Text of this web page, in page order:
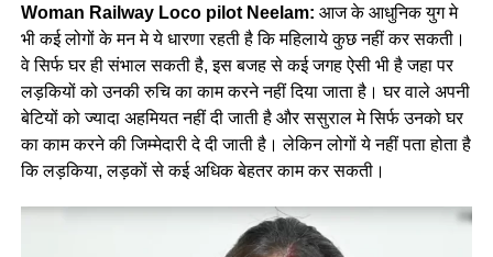
Woman Railway Loco pilot Neelam: आज के आधुनिक युग मे
भी कई लोगों के मन मे ये धारणा रहती है कि महिलाये कुछ नहीं कर सकती।
वे सिर्फ घर ही संभाल सकती है, इस बजह से कई जगह ऐसी भी है जहा पर
लड़कियों को उनकी रुचि का काम करने नहीं दिया जाता है। घर वाले अपनी
बेटियों को ज्यादा अहमियत नहीं दी जाती है और ससुराल मे सिर्फ उनको घर
का काम करने की जिम्मेदारी दे दी जाती है। लेकिन लोगों ये नहीं पता होता है
कि लड़किया, लड़कों से कई अधिक बेहतर काम कर सकती।